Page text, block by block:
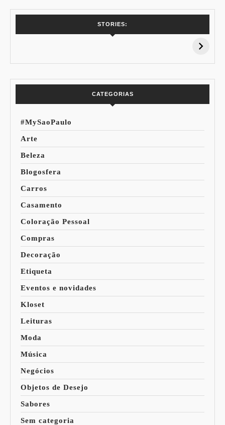
STORIES:
15% de
Pessoal: Os
CATEGORIAS
#MySaoPaulo
Arte
Beleza
Blogosfera
Carros
Casamento
Coloração Pessoal
Compras
Decoração
Etiqueta
Eventos e novidades
Kloset
Leituras
Moda
Música
Negócios
Objetos de Desejo
Sabores
Sem categoria